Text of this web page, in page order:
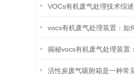
VOCs有机废气处理技术综述